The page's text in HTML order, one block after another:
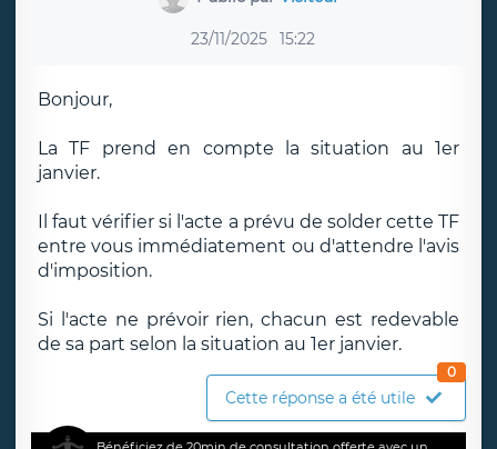
23/11/2025 15:22
Bonjour,
La TF prend en compte la situation au 1er
janvier.
Il faut vérifier si l'acte a prévu de solder cette TF
entre vous immédiatement ou d'attendre l'avis
d'imposition.
Si l'acte ne prévoir rien, chacun est redevable
de sa part selon la situation au 1er janvier.
Cette réponse a été utile
0